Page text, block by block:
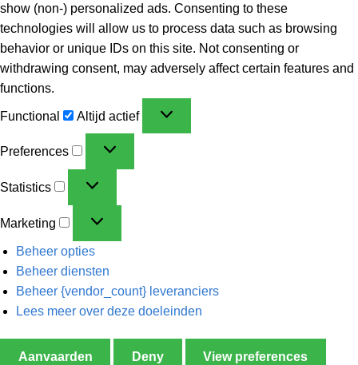
show (non-) personalized ads. Consenting to these
technologies will allow us to process data such as browsing
behavior or unique IDs on this site. Not consenting or
withdrawing consent, may adversely affect certain features and
functions.
Functional Altijd actief
Preferences
Statistics
Marketing
Beheer opties
Beheer diensten
Beheer {vendor_count} leveranciers
Lees meer over deze doeleinden
Aanvaarden Deny View preferences